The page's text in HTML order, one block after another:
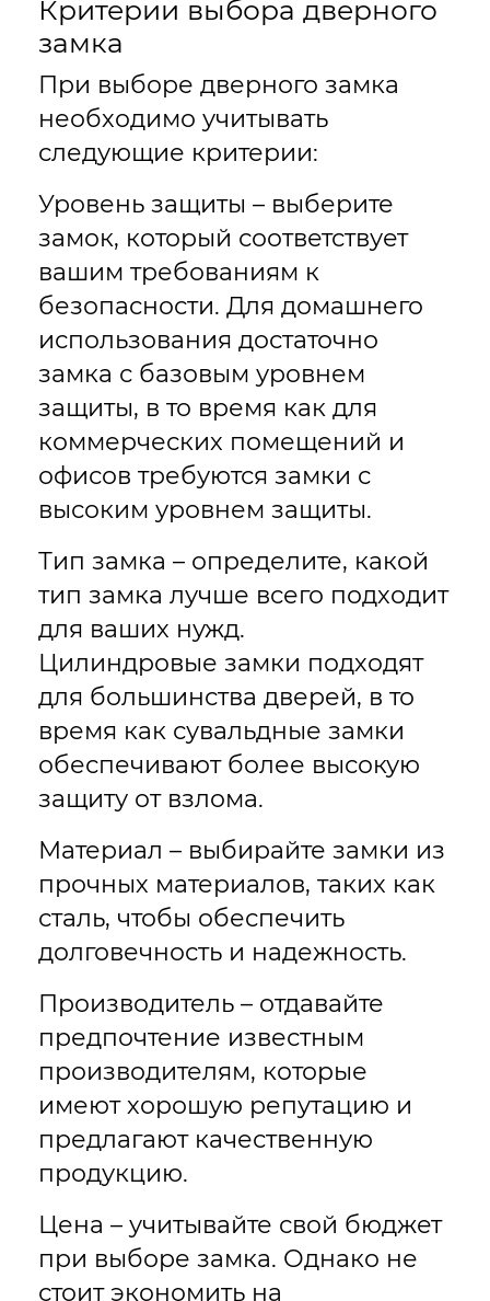
Критерии выбора дверного
замка
При выборе дверного замка
необходимо учитывать
следующие критерии:
Уровень защиты – выберите
замок, который соответствует
вашим требованиям к
безопасности. Для домашнего
использования достаточно
замка с базовым уровнем
защиты, в то время как для
коммерческих помещений и
офисов требуются замки с
высоким уровнем защиты.
Тип замка – определите, какой
тип замка лучше всего подходит
для ваших нужд.
Цилиндровые замки подходят
для большинства дверей, в то
время как сувальдные замки
обеспечивают более высокую
защиту от взлома.
Материал – выбирайте замки из
прочных материалов, таких как
сталь, чтобы обеспечить
долговечность и надежность.
Производитель – отдавайте
предпочтение известным
производителям, которые
имеют хорошую репутацию и
предлагают качественную
продукцию.
Цена – учитывайте свой бюджет
при выборе замка. Однако не
стоит экономить на